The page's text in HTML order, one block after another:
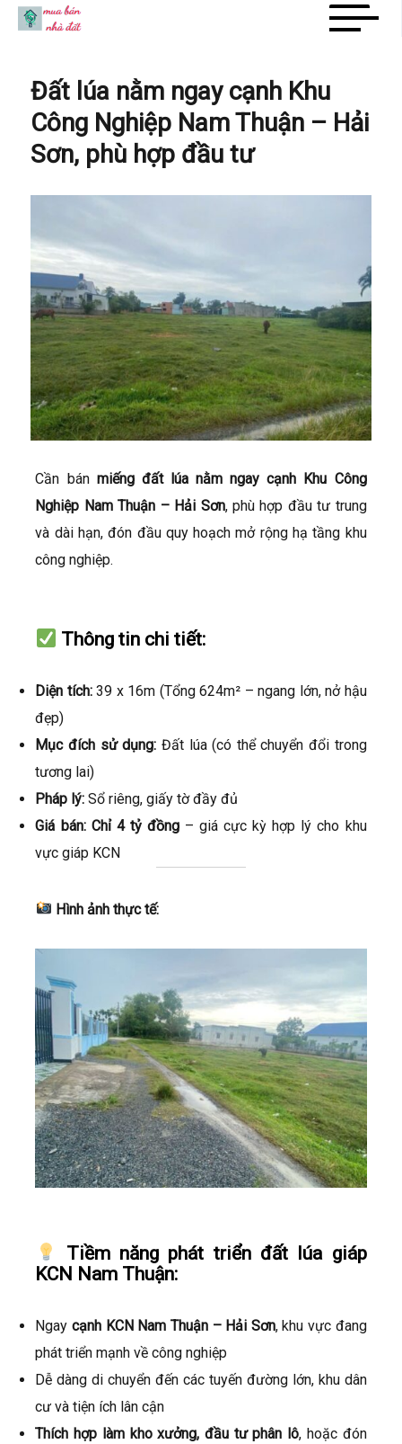
Đất lúa nằm ngay cạnh Khu
Công Nghiệp Nam Thuận – Hải
Sơn, phù hợp đầu tư
Cần bán miếng đất lúa nằm ngay cạnh Khu Công
Nghiệp Nam Thuận – Hải Sơn, phù hợp đầu tư trung
và dài hạn, đón đầu quy hoạch mở rộng hạ tầng khu
công nghiệp.
Thông tin chi tiết:
Diện tích:39 x 16m (Tổng 624m² – ngang lớn, nở hậu
đẹp)
Mục đích sử dụng: Đất lúa (có thể chuyển đổi trong
tương lai)
Pháp lý: Sổ riêng, giấy tờ đầy đủ
Giá bán: Chỉ 4 tỷ đồng– giá cực kỳ hợp lý cho khu
vực giáp KCN
Hình ảnh thực tế:
Tiềm năng phát triển đất lúa giáp
KCN Nam Thuận:
Ngaycạnh KCN Nam Thuận – Hải Sơn, khu vực đang
phát triển mạnh về công nghiệp
Dễ dàng di chuyển đến các tuyến đường lớn, khu dân
cư và tiện ích lân cận
Thích hợp làm kho xưởng, đầu tư phân lô, hoặc đón